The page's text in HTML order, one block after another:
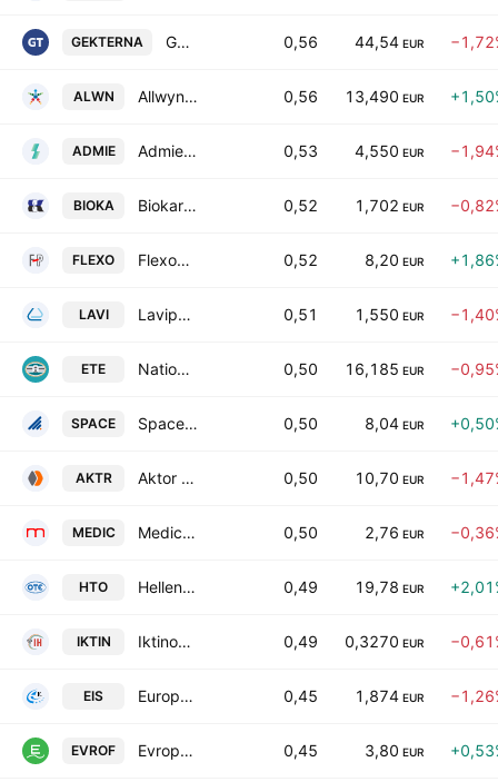
GEKTERNA Gek Terna S.A. 0,56 44,54 EUR
ALWN Allwyn AG 0,56 13,490 EUR
ADMIE Admie Holdings SA 0,53 4,550 EUR
BIOKA Biokarpet SA Industrial and Commercial Enterprises 0,52 1,702 EUR
FLEXO Flexopack SA Plastics 0,52 8,20 EUR
LAVI Lavipharm SA 0,51 1,550 EUR
ETE National Bank of Greece S.A. 0,50 16,185 EUR
SPACE Space Hellas S.A. 0,50 8,04 EUR
AKTR Aktor Societe Anonyme Holding Company Technical and Energy Projects 0,50 10,70 EUR
MEDIC Medicon Hellas 0,50 2,76 EUR
HTO Hellenic Telecommunications Organization SA 0,49 19,78 EUR
IKTIN Iktinos Hellas S.A. 0,49 0,3270 EUR
EIS European Innovation Solutions S.A. 0,45 1,874 EUR
EVROF Evropharma Milk Industry Anonyme Industrial & Commercial Company 0,45 3,80 EUR